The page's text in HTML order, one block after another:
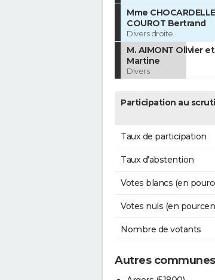
Mme
COUROT Bertrand
Divers droite
M. AIMONT Olivier et
Martine
Divers
Participation au
Taux de participation
Taux d'abstention
Votes blancs (en
Votes nuls (en
Nombre de votants
Autres